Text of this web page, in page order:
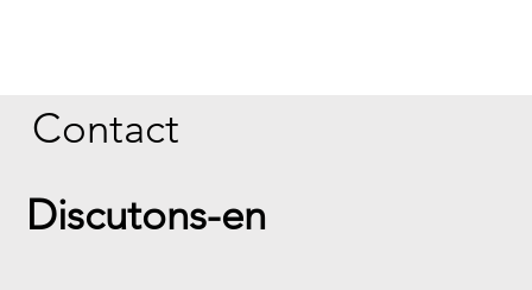
Contact
Discutons-en